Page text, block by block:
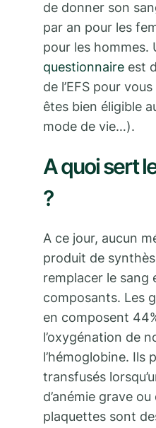
de donner son
par an pour les
pour les hommes.
questionnaire est
de l’EFS pour
êtes bien éligible
mode de vie…).
A quoi sert
?
A ce jour, aucun
produit de
remplacer le sang
composants. Les
en composent
l’oxygénation de
l’hémoglobine. Ils
transfusés
d’anémie grave
plaquettes sont